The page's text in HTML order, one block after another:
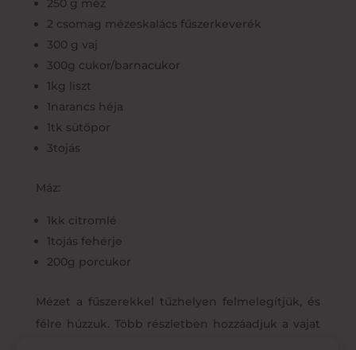
250 g méz
2 csomag mézeskalács fűszerkeverék
300 g vaj
300g cukor/barnacukor
1kg liszt
1narancs héja
1tk sütőpor
3tojás
Máz:
1kk citromlé
1tojás fehérje
200g porcukor
Mézet a fűszerekkel tűzhelyen felmelegítjük, és
félre húzzuk. Több részletben hozzáadjuk a vajat